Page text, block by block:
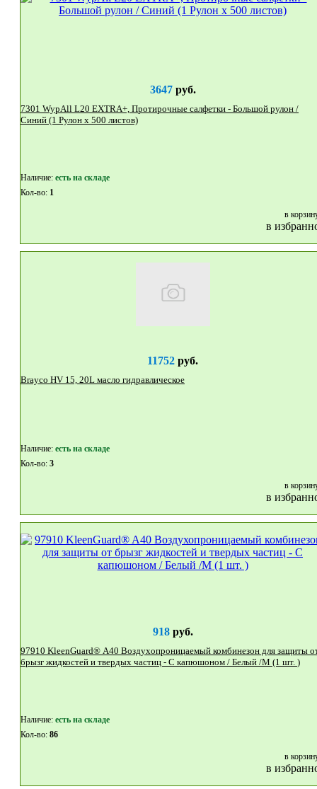
3647руб.
7301 WypAll L20 EXTRA+, Протирочные салфетки - Большой рулон /
Синий (1 Рулон x 500 листов)
Наличие: eсть на складе
Кол-во: 1
в
в
11752 руб.
Brayco HV 15, 20L масло гидравлическое
Наличие: eсть на складе
Кол-во: 3
в
в
918руб.
97910 KleenGuard® A40 Воздухопроницаемый комбинезон для защиты от
брызг жидкостей и твердых частиц - С капюшоном / Белый /М (1 шт. )
Наличие: eсть на складе
Кол-во: 86
в
в